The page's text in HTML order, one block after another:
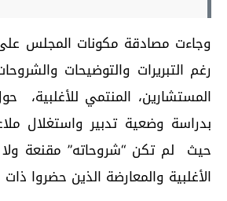
وجاءت مصادقة مكونات المجلس على
رغم التبريرات والتوضيحات
المستشارين، المنتمي للأغلبية،
بدراسة وضعية تدبير واستغلال
حيث لم تكن “شروحاته” مقنعة
الأغلبية والمعارضة الذين حضروا ذات